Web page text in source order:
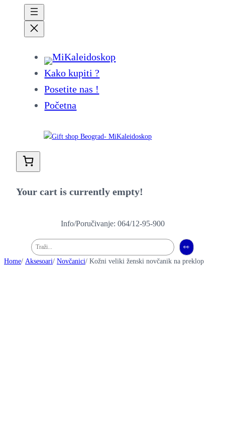
Kako kupiti ?
Posetite nas !
Početna
Your cart is currently empty!
Info/Poručivanje: 064/12-95-900
Pretraga 👀
Home/ Aksesoari/ Novčanici/ Kožni veliki ženski novčanik na preklop